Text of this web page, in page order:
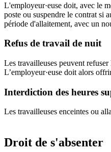
L'employeur·euse doit, avec le
poste ou suspendre le contrat si
période d'allaitement, avec un
Refus de travail de nuit
Les travailleuses peuvent
L’employeur·euse doit alors
Interdiction des heures
Les travailleuses enceintes ou
Droit de s'absenter